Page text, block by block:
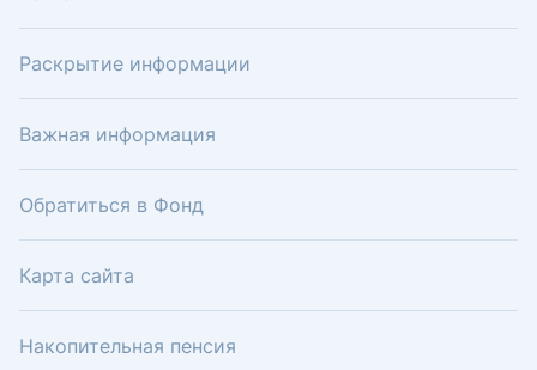
Раскрытие информации
Важная информация
Обратиться в Фонд
Карта сайта
Накопительная пенсия